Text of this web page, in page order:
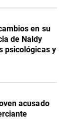
en su
de Naldy
psicológicas y
acusado